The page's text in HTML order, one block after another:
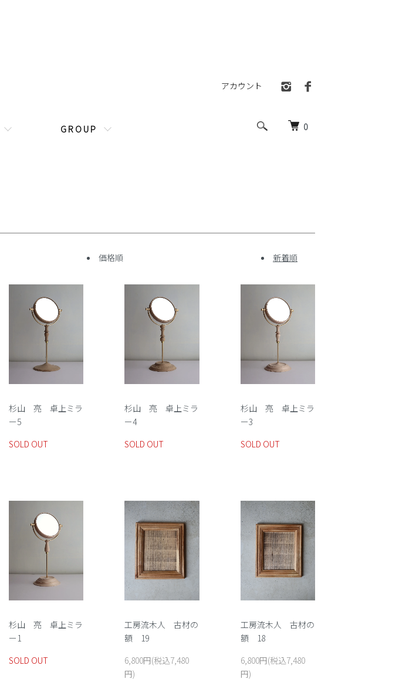
0
G R O U P
アカウント
価格順 新着順
杉山 亮 卓上ミラ
ー5
SOLD OUT
杉山 亮 卓上ミラ
ー4
SOLD OUT
杉山 亮 卓上ミラ
ー3
SOLD OUT
杉山 亮 卓上ミラ
ー1
SOLD OUT
工房流木人 古材の
額 19
6,800円(税込7,480
円)
工房流木人 古材の
額 18
6,800円(税込7,480
円)